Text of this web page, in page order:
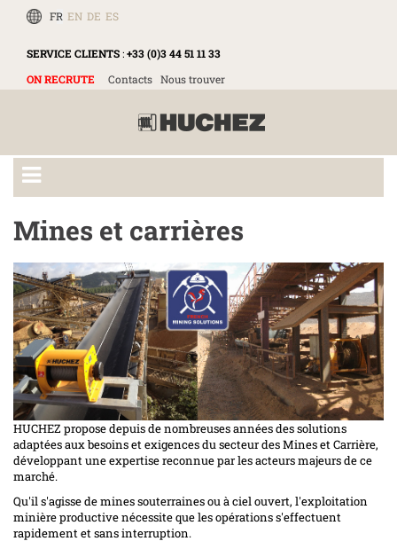
FR EN DE ES
SERVICE CLIENTS:+33 (0)3 44 51 11 33
ON RECRUTE
Contacts Nous trouver
Mines et carrières
HUCHEZ propose depuis de nombreuses années des solutions
adaptées aux besoins et exigences du secteur des Mines et Carrière,
développant une expertise reconnue par les acteurs majeurs de ce
marché.
Qu'il s'agisse de mines souterraines ou à ciel ouvert, l'exploitation
minière productive nécessite que les opérations s'effectuent
rapidement et sans interruption.